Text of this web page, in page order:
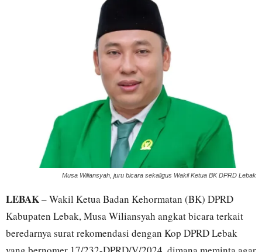
Musa Wiliansyah, juru bicara sekaligus Wakil Ketua BK DPRD Lebak
LEBAK– Wakil Ketua Badan Kehormatan (BK) DPRD
Kabupaten Lebak, Musa Wiliansyah angkat bicara terkait
beredarnya surat rekomendasi dengan Kop DPRD Lebak